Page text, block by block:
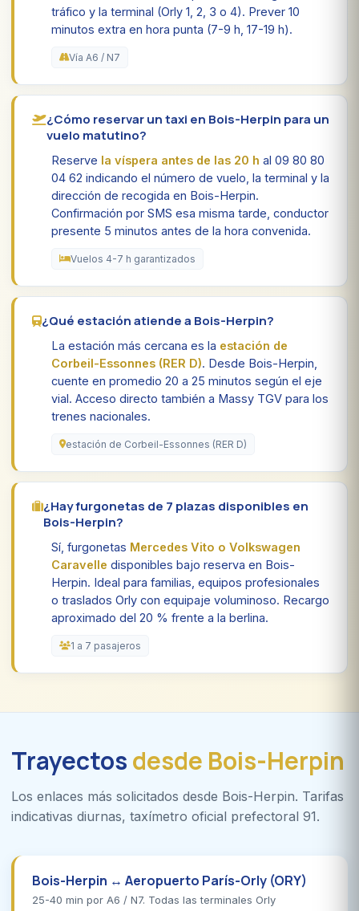
tráfico y la terminal (Orly 1, 2, 3 o 4). Prever 10
minutos extra en hora punta (7-9 h, 17-19 h).
Vía A6 / N7
¿Cómo reservar un taxi en Bois-Herpin para un
vuelo matutino?
Reserve la víspera antes de las 20 h al 09 80 80
04 62 indicando el número de vuelo, la terminal y la
dirección de recogida en Bois-Herpin.
Confirmación por SMS esa misma tarde, conductor
presente 5 minutos antes de la hora convenida.
Vuelos 4-7 h garantizados
¿Qué estación atiende a Bois-Herpin?
La estación más cercana es la estación de
Corbeil-Essonnes (RER D). Desde Bois-Herpin,
cuente en promedio 20 a 25 minutos según el eje
vial. Acceso directo también a Massy TGV para los
trenes nacionales.
estación de Corbeil-Essonnes (RER D)
¿Hay furgonetas de 7 plazas disponibles en
Bois-Herpin?
Sí, furgonetas Mercedes Vito o Volkswagen
Caravelle disponibles bajo reserva en Bois-
Herpin. Ideal para familias, equipos profesionales
o traslados Orly con equipaje voluminoso. Recargo
aproximado del 20 % frente a la berlina.
1 a 7 pasajeros
Trayectosdesde Bois-Herpin
Los enlaces más solicitados desde Bois-Herpin. Tarifas
indicativas diurnas, taxímetro oficial prefectoral 91.
Bois-Herpin ↔ Aeropuerto París-Orly (ORY)
25-40 min por A6 / N7. Todas las terminales Orly